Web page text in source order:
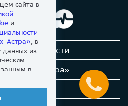
об уязвимости
«Группы Астра»
портал
сайта в
и
Астра», в
данных из
в